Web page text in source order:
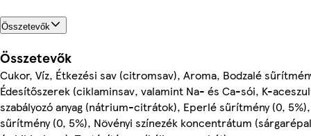
Összetevők
Összetevők
Cukor, Víz, Étkezési sav (citromsav), Aroma, Bodzalé
Édesítőszerek (ciklaminsav, valamint Na- és Ca-sói, K-
szabályozó anyag (nátrium-citrátok), Eperlé sűrítmény (0,
sűrítmény (0, 5%), Növényi színezék koncentrátum